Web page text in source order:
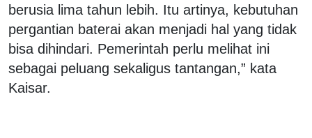
berusia lima tahun lebih. Itu artinya, kebutuhan
pergantian baterai akan menjadi hal yang tidak
bisa dihindari. Pemerintah perlu melihat ini
sebagai peluang sekaligus tantangan,” kata
Kaisar.